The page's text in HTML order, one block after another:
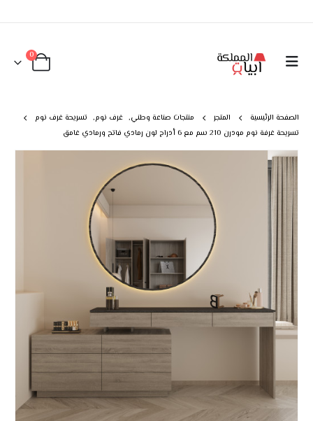
0
الصفحة الرئيسية المتجر منتجات صناعة وطني, غرف نوم, تسريحة غرف نوم
تسريحة غرفة نوم مودرن 210 سم مع 6 أدراج لون رمادي فاتح ورمادي غامق